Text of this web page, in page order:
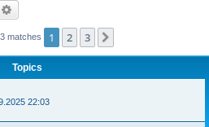
matches 1 2 3
Topics
22:03